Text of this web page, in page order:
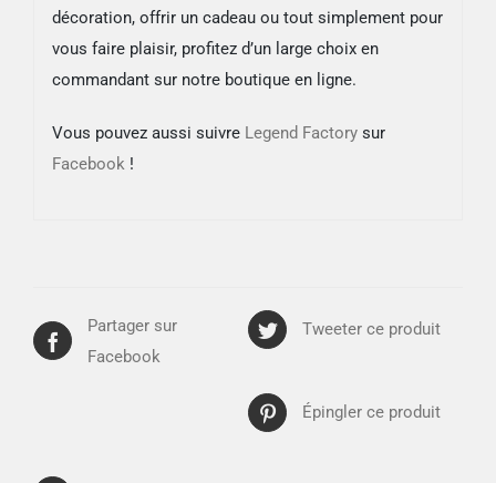
décoration, offrir un cadeau ou tout simplement pour
vous faire plaisir, profitez d’un large choix en
commandant sur notre boutique en ligne.
Vous pouvez aussi suivre Legend Factorysur
Facebook!
Partager sur
Facebook
Tweeter ce produit
Épingler ce produit